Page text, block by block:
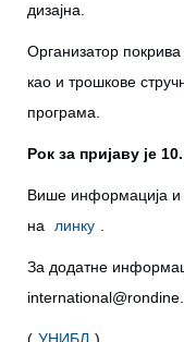
дизајна.
Организатор
као и трошкове
програма.
Рок за пријаву је
Више информација и
на
линку
За додатне